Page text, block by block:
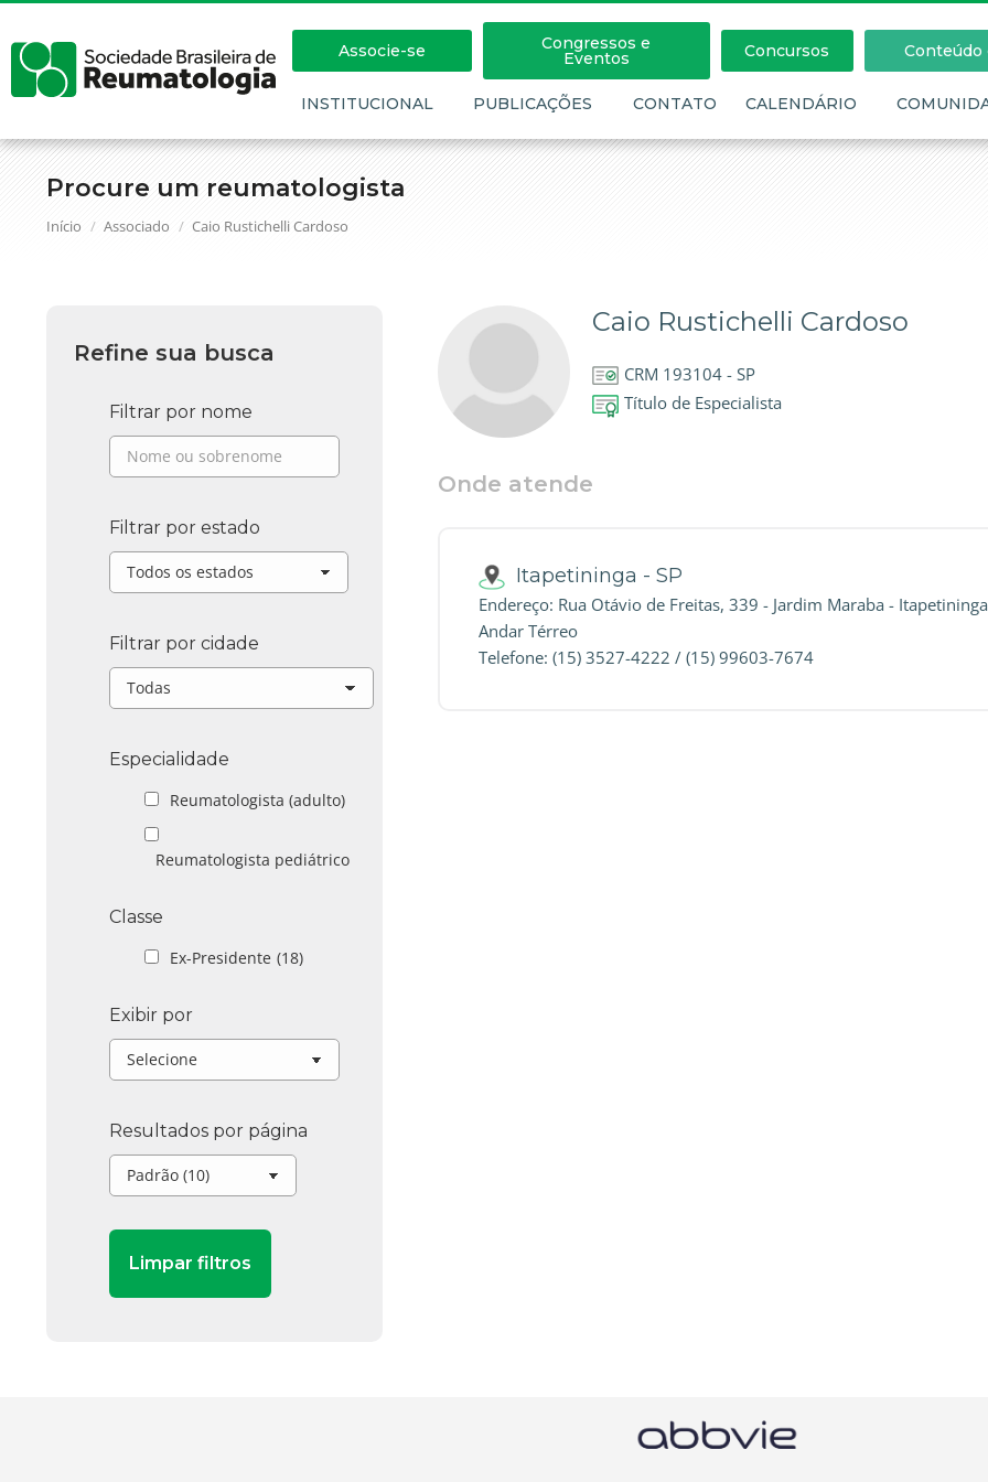
Procure um reumatologista
Você está aqui:
Início Associado Caio Rustichelli Cardoso
Associe-se Congressos e
Eventos Concursos
INSTITUCIONAL PUBLICAÇÕES CONTATO CALENDÁRIO
Caio Rustichelli Cardoso
CRM 193104 - SP
Título de Especialista
Onde atende
Itapetininga - SP
Endereço: Rua Otávio de Freitas, 339 - Jardim Maraba -
Andar Térreo
Telefone: (15) 3527-4222 / (15) 99603-7674
Refine sua busca
Filtrar por nome
Filtrar por estado
Filtrar por cidade
Especialidade
Reumatologista (adulto)
Reumatologista pediátrico
Classe
Ex-Presidente (18)
Exibir por
Resultados por página